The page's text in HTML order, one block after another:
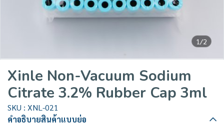
1/2
Xinle Non-Vacuum Sodium
Citrate 3.2% Rubber Cap 3ml
SKU : XNL-021
คำอธิบายสินค้าแบบย่อ